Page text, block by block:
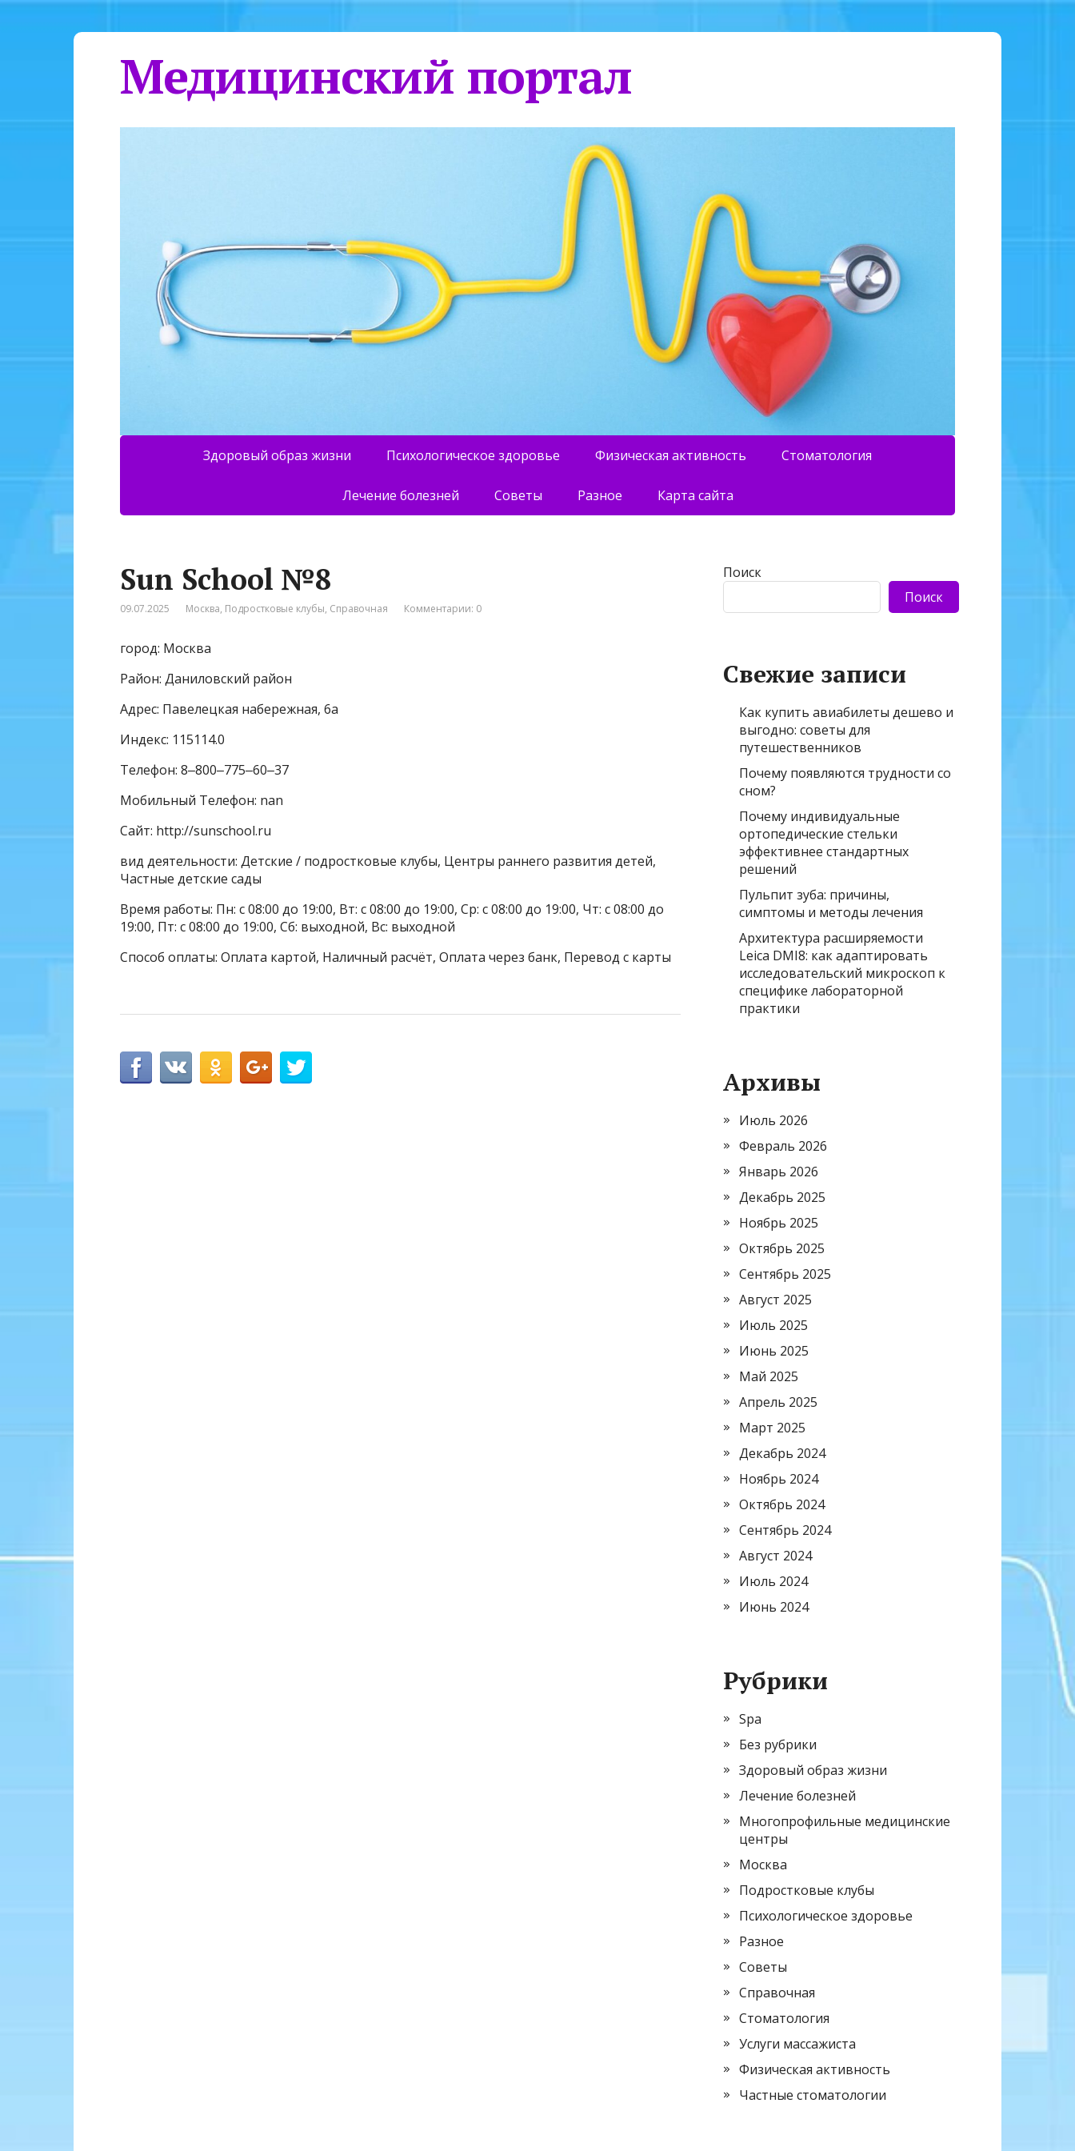
Медицинский портал
Здоровый образ жизни Психологическое здоровье Физическая активность Стоматология
Лечение болезней Советы Разное Карта сайта
Sun School №8
09.07.2025 Москва, Подростковые клубы, Справочная Комментарии: 0
город: Москва
Район: Даниловский район
Адрес: Павелецкая набережная, 6а
Индекс: 115114.0
Телефон: 8‒800‒775‒60‒37
Мобильный Телефон: nan
Сайт: http://sunschool.ru
вид деятельности: Детские / подростковые клубы, Центры раннего развития детей,
Частные детские сады
Время работы: Пн: с 08:00 до 19:00, Вт: с 08:00 до 19:00, Ср: с 08:00 до 19:00, Чт: с 08:00 до
19:00, Пт: с 08:00 до 19:00, Сб: выходной, Вс: выходной
Способ оплаты: Оплата картой, Наличный расчёт, Оплата через банк, Перевод с карты
Поиск
Поиск
Свежие записи
Как купить авиабилеты дешево и
выгодно: советы для
путешественников
Почему появляются трудности со
сном?
Почему индивидуальные
ортопедические стельки
эффективнее стандартных
решений
Пульпит зуба: причины,
симптомы и методы лечения
Архитектура расширяемости
Leica DMI8: как адаптировать
исследовательский микроскоп к
специфике лабораторной
практики
Архивы
Июль 2026
Февраль 2026
Январь 2026
Декабрь 2025
Ноябрь 2025
Октябрь 2025
Сентябрь 2025
Август 2025
Июль 2025
Июнь 2025
Май 2025
Апрель 2025
Март 2025
Декабрь 2024
Ноябрь 2024
Октябрь 2024
Сентябрь 2024
Август 2024
Июль 2024
Июнь 2024
Рубрики
Spa
Без рубрики
Здоровый образ жизни
Лечение болезней
Многопрофильные медицинские
центры
Москва
Подростковые клубы
Психологическое здоровье
Разное
Советы
Справочная
Стоматология
Услуги массажиста
Физическая активность
Частные стоматологии